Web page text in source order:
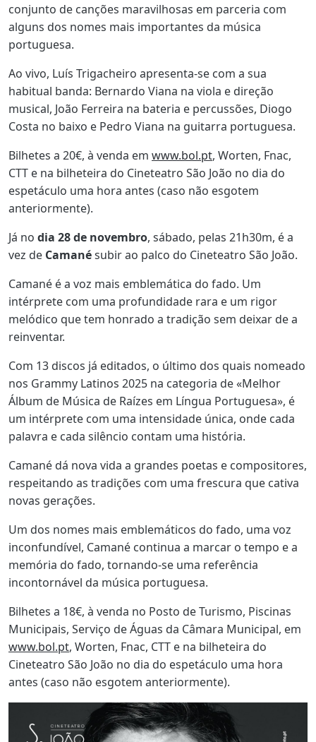
conjunto de canções maravilhosas em parceria com
alguns dos nomes mais importantes da música
portuguesa.
Ao vivo, Luís Trigacheiro apresenta-se com a sua
habitual banda: Bernardo Viana na viola e direção
musical, João Ferreira na bateria e percussões, Diogo
Costa no baixo e Pedro Viana na guitarra portuguesa.
Bilhetes a 20€, à venda em www.bol.pt, Worten, Fnac,
CTT e na bilheteira do Cineteatro São João no dia do
espetáculo uma hora antes (caso não esgotem
anteriormente).
Já no dia 28 de novembro, sábado, pelas 21h30m, é a
vez de Camanésubir ao palco do Cineteatro São João.
Camané é a voz mais emblemática do fado. Um
intérprete com uma profundidade rara e um rigor
melódico que tem honrado a tradição sem deixar de a
reinventar.
Com 13 discos já editados, o último dos quais nomeado
nos Grammy Latinos 2025 na categoria de «Melhor
Álbum de Música de Raízes em Língua Portuguesa», é
um intérprete com uma intensidade única, onde cada
palavra e cada silêncio contam uma história.
Camané dá nova vida a grandes poetas e compositores,
respeitando as tradições com uma frescura que cativa
novas gerações.
Um dos nomes mais emblemáticos do fado, uma voz
inconfundível, Camané continua a marcar o tempo e a
memória do fado, tornando-se uma referência
incontornável da música portuguesa.
Bilhetes a 18€, à venda no Posto de Turismo, Piscinas
Municipais, Serviço de Águas da Câmara Municipal, em
www.bol.pt, Worten, Fnac, CTT e na bilheteira do
Cineteatro São João no dia do espetáculo uma hora
antes (caso não esgotem anteriormente).